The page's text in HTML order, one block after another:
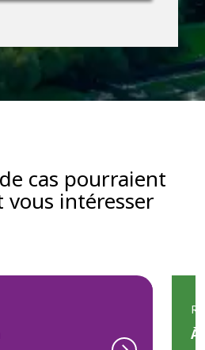
cas pourraient
vous intéresser
À